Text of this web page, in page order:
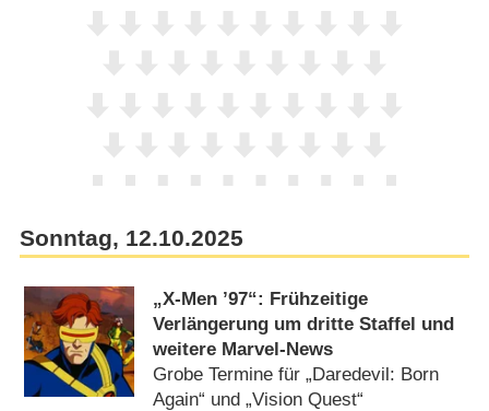
Sonntag, 12.10.2025
„X-Men ’97“: Frühzeitige
Verlängerung um dritte Staffel und
weitere Marvel-News
Grobe Termine für „Daredevil: Born
Again“ und „Vision Quest“